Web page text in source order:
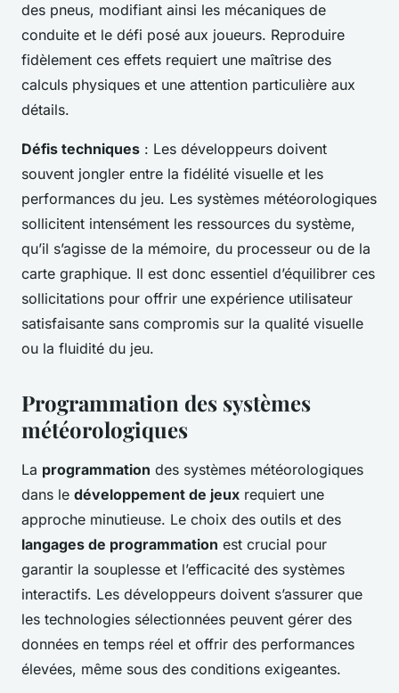
des pneus, modifiant ainsi les mécaniques de
conduite et le défi posé aux joueurs. Reproduire
fidèlement ces effets requiert une maîtrise des
calculs physiques et une attention particulière aux
détails.
Défis techniques : Les développeurs doivent
souvent jongler entre la fidélité visuelle et les
performances du jeu. Les systèmes météorologiques
sollicitent intensément les ressources du système,
qu’il s’agisse de la mémoire, du processeur ou de la
carte graphique. Il est donc essentiel d’équilibrer ces
sollicitations pour offrir une expérience utilisateur
satisfaisante sans compromis sur la qualité visuelle
ou la fluidité du jeu.
Programmation des systèmes
météorologiques
La programmation des systèmes météorologiques
dans le développement de jeux requiert une
approche minutieuse. Le choix des outils et des
langages de programmation est crucial pour
garantir la souplesse et l’efficacité des systèmes
interactifs. Les développeurs doivent s’assurer que
les technologies sélectionnées peuvent gérer des
données en temps réel et offrir des performances
élevées, même sous des conditions exigeantes.